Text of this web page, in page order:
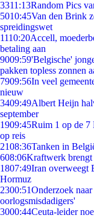
3311:13Random Pics
5010:45Van den Brink
spreidingswet
1110:20Accell,
betaling aan
9009:59'Belgische'
pakken topless zonnen
7909:56In veel
nieuw
3409:49Albert Heijn
september
1909:45Ruim 1 op de 7
op reis
2108:36Tanken in
608:06Kraftwerk brengt
1807:49Iran overweegt
Hormuz
2300:51Onderzoek
oorlogsmisdadigers'
3000:44Ceuta-leider